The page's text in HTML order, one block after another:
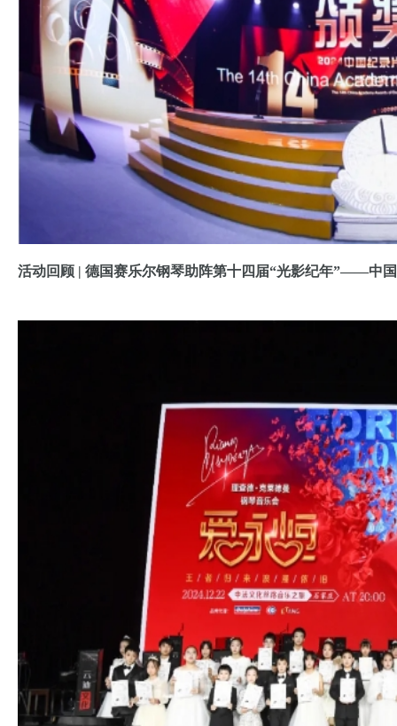
活动回顾 | 德国赛乐尔钢琴助阵第十四届“光影纪年”——中